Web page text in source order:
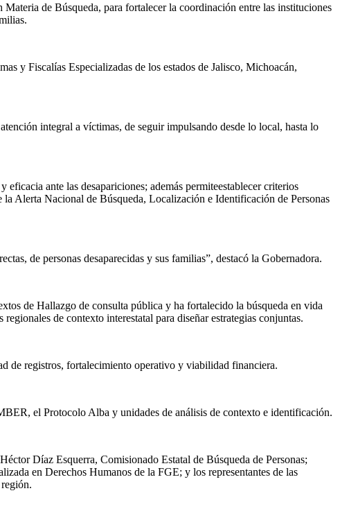
de Búsqueda, para fortalecer la coordinación entre las instituciones
y Fiscalías Especializadas de los estados de Jalisco, Michoacán,
integral a víctimas, de seguirimpulsando desde lo local, hasta lo
eficacia ante las desapariciones; además permiteestablecer criterios
Alerta Nacional de Búsqueda, Localización e Identificación de Personas
, de personas desaparecidas y sus familias”, destacó la Gobernadora.
de Hallazgo de consulta pública y ha fortalecido la búsqueda en vida
regionales de contexto interestatal para diseñar estrategias conjuntas.
de registros, fortalecimiento operativo y viabilidad financiera.
el Protocolo Alba y unidades de análisis de contexto e identificación.
Díaz Esquerra, Comisionado Estatal de Búsqueda de Personas;
en Derechos Humanos de la FGE; y los representantes de las